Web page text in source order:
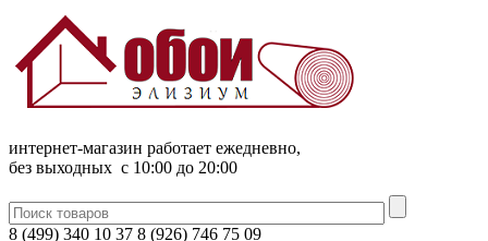
интернет-магазин работает ежедневно,
без выходных c 10:00 до 20:00
8 (499) 340 10 37 8 (926) 746 75 09